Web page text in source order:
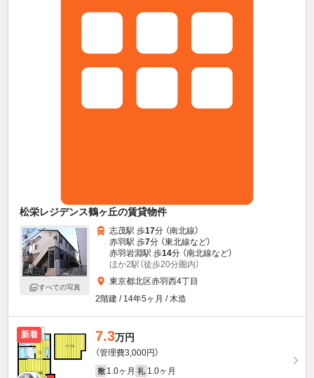
松栄レジデンス鶴ヶ丘の賃貸物件
すべての写真
志茂駅 歩17分 （南北線）
赤羽駅 歩7分 （東北線など）
赤羽岩淵駅 歩14分 （南北線など）
ほか2駅（徒歩20分圏内）
東京都北区赤羽西4丁目
2階建 / 14年5ヶ月 / 木造
新着 7.3万円
（管理費3,000円）
敷 1.0ヶ月 礼 1.0ヶ月